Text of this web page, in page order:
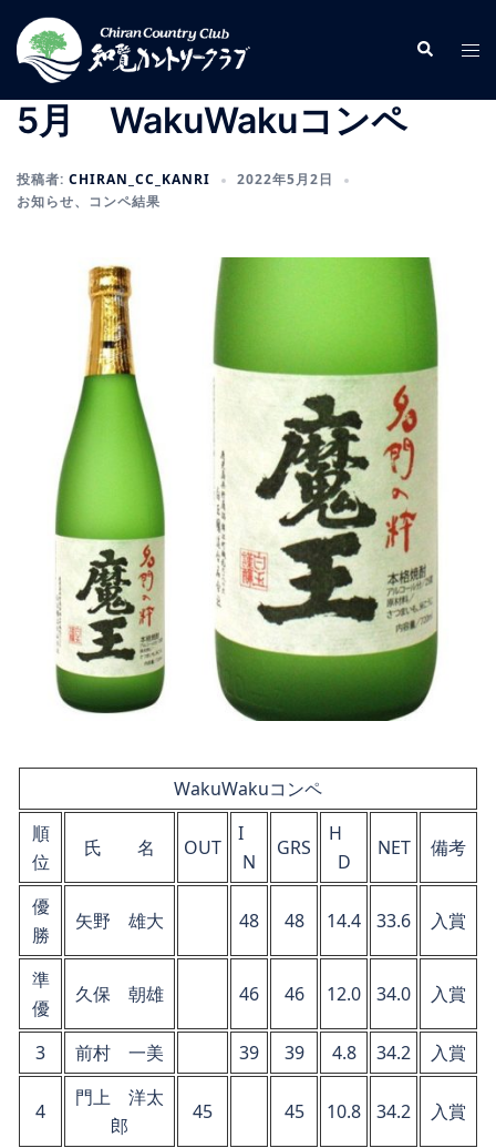
ン
検
索
ト
ル
5月 WakuWakuコンペ
投稿者: CHIRAN_CC_KANRI
2022年5月2日
お知らせ、 コンペ結果
WakuWakuコンペ
順
位
氏 名 OUT
I
N
GRS
H
D
NET 備考
優
勝
矢野 雄大 48 48 14.4 33.6 入賞
準
優
久保 朝雄 46 46 12.0 34.0 入賞
3 前村 一美 39 39 4.8 34.2 入賞
4
門上 洋太
郎
45 45 10.8 34.2 入賞